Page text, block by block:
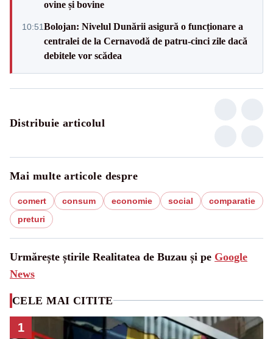
ovine și bovine
10:51Bolojan: Nivelul Dunării asigură o funcționare a
centralei de la Cernavodă de patru-cinci zile dacă
debitele vor scădea
Distribuie articolul
Mai multe articole despre
comert consum economie social
comparatie
preturi
Urmărește știrile Realitatea de Buzau și pe Google
News
CELE MAI CITITE
1